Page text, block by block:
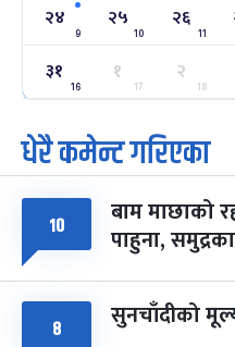
सोम फाल्गुन २४, २०८३- Mar 8,
२५
मंगल
ग्याल्पो ल्होसार
फाल्गुन २५, २०८३ Mar 9,
७
आइत
पूर्णिमा व्रत
चैत्र ७, २०८३-
८
सोम
फागुपूर्णिमा
चैत्र ८, २०८३-Mar 22, 2027
२४
9
२५
10
२६
11
३१
16
१
17
२
18
धेरै कमेन्ट गरिएका
१० बाम माछाको
पाहुना,
८ सुनचाँदीको